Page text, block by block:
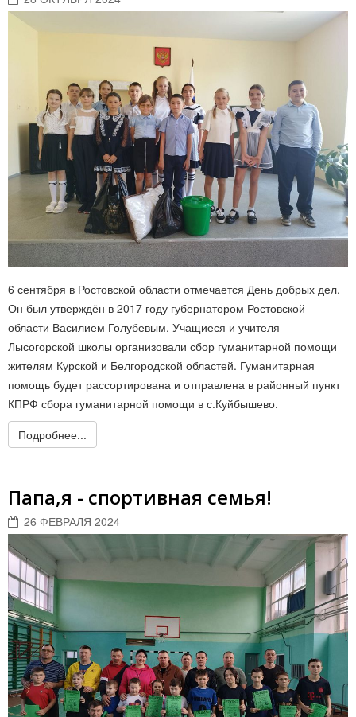
6 сентября в Ростовской области отмечается День добрых дел.
Он был утверждён в 2017 году губернатором Ростовской
области Василием Голубевым. Учащиеся и учителя
Лысогорской школы организовали сбор гуманитарной помощи
жителям Курской и Белгородской областей. Гуманитарная
помощь будет рассортирована и отправлена в районный пункт
КПРФ сбора гуманитарной помощи в с.Куйбышево.
Подробнее...
Папа,я - спортивная семья!
26 ФЕВРАЛЯ 2024